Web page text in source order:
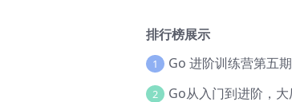
排行榜展示
1 Go 进阶训练营第五期
2